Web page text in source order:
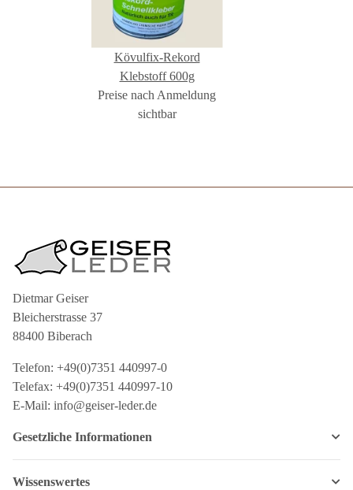
Kövulfix-Rekord
Klebstoff 600g
Preise nach Anmeldung
sichtbar
Dietmar Geiser
Bleicherstrasse 37
88400 Biberach
Telefon: +49(0)7351 440997-0
Telefax: +49(0)7351 440997-10
E-Mail: info@geiser-leder.de
Gesetzliche Informationen
Wissenswertes